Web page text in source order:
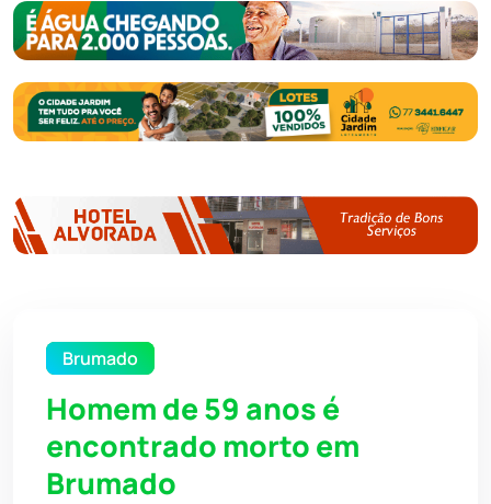
Brumado
Homem de 59 anos é
encontrado morto em
Brumado